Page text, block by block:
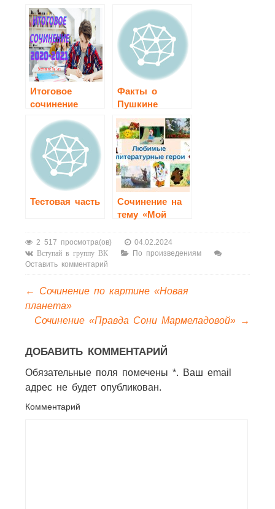
сочинение 3
класс
Итоговое
сочинение
Факты о
Пушкине
Тестовая часть
Сочинение на
тему «Мой
литературный
герой»
2 517 просмотра(ов) 04.02.2024
Вступай в группу ВК
По произведениям
Оставить комментарий
←
Сочинение по картине «Новая
планета»
Сочинение «Правда Сони Мармеладовой» →
ДОБАВИТЬ КОММЕНТАРИЙ
Обязательные поля помечены *. Ваш email
адрес не будет опубликован.
Комментарий